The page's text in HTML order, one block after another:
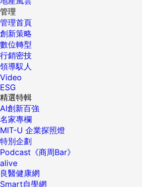
管理
管理首頁
創新策略
數位轉型
行銷密技
領導馭人
Video
ESG
精選特輯
AI創新百強
名家專欄
MIT-U 企業探照燈
特別企劃
Podcast《商周Bar》
alive
良醫健康網
Smart自學網